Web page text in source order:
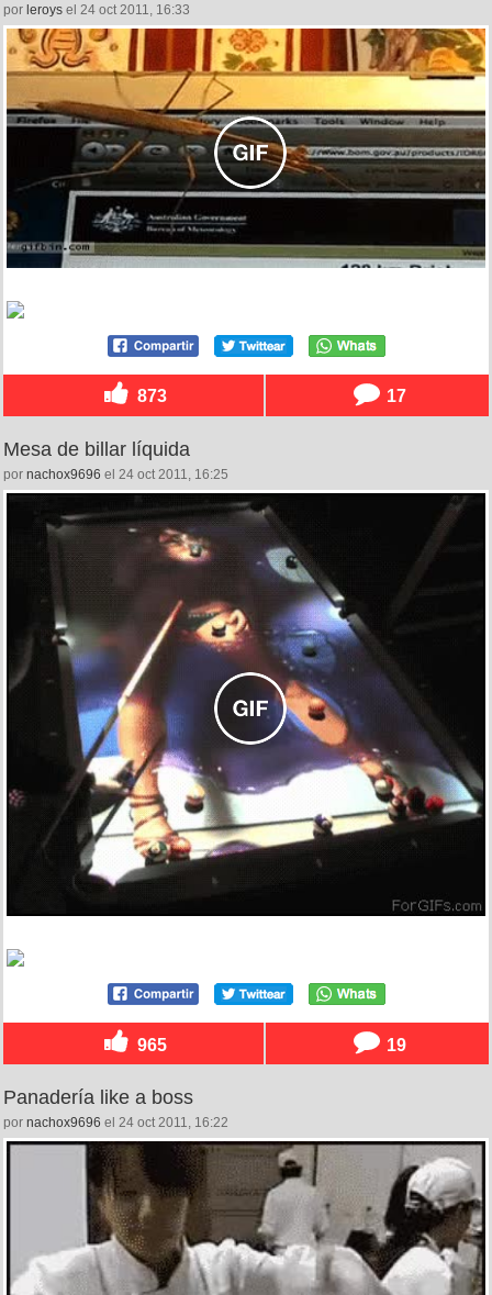
por leroys el 24 oct 2011, 16:33
873 17
Mesa de billar líquida
por nachox9696 el 24 oct 2011, 16:25
965 19
Panadería like a boss
por nachox9696 el 24 oct 2011, 16:22